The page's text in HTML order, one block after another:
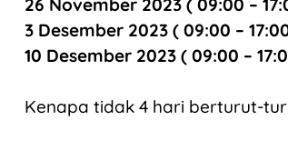
3 Desember 2023 ( 09:00 –
10 Desember 2023 ( 09:00 –
Kenapa tidak 4 hari berturut-